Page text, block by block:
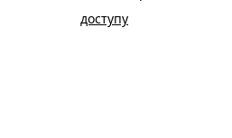
доступу